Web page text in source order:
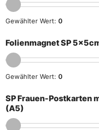
Gewählter Wert: 0
Folienmagnet SP
Gewählter Wert: 0
SP Frauen-Postkarten
(A5)